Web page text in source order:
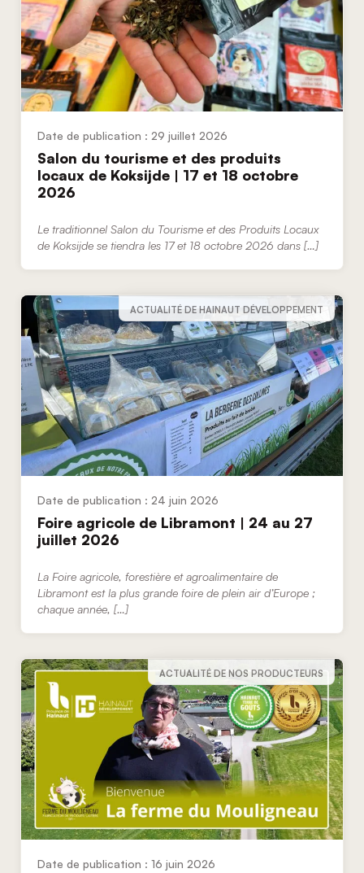
29 juillet 2026
Salon du tourisme et des produits
locaux de Koksijde | 17 et 18 octobre
2026
Le traditionnel Salon du Tourisme et des Produits Locaux
de Koksijde se tiendra les 17 et 18 octobre 2026 dans […]
ACTUALITÉ DE HAINAUT DÉVELOPPEMENT
24 juin 2026
Foire agricole de Libramont | 24 au 27
juillet 2026
La Foire agricole, forestière et agroalimentaire de
Libramont est la plus grande foire de plein air d’Europe ;
chaque année, […]
ACTUALITÉ DE NOS PRODUCTEURS
16 juin 2026